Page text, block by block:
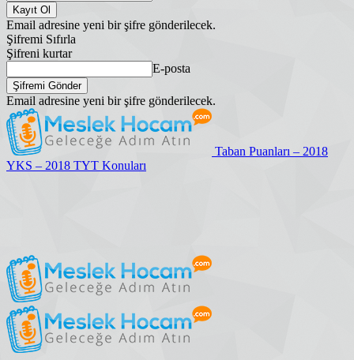
Email adresine yeni bir şifre gönderilecek.
Şifremi Sıfırla
Şifreni kurtar
E-posta
Email adresine yeni bir şifre gönderilecek.
Taban Puanları – 2018
YKS – 2018 TYT Konuları